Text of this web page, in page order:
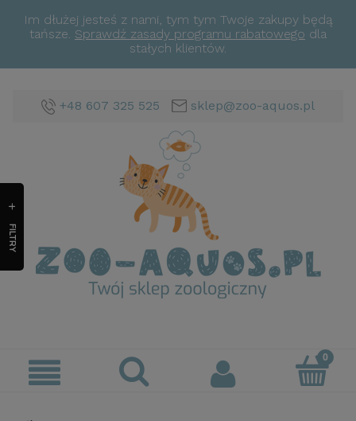
Im dłużej jesteś z nami, tym tym Twoje zakupy będą
tańsze. Sprawdź zasady programu rabatowego dla
stałych klientów.
+48 607 325 525 sklep@zoo-aquos.pl
FILTRY